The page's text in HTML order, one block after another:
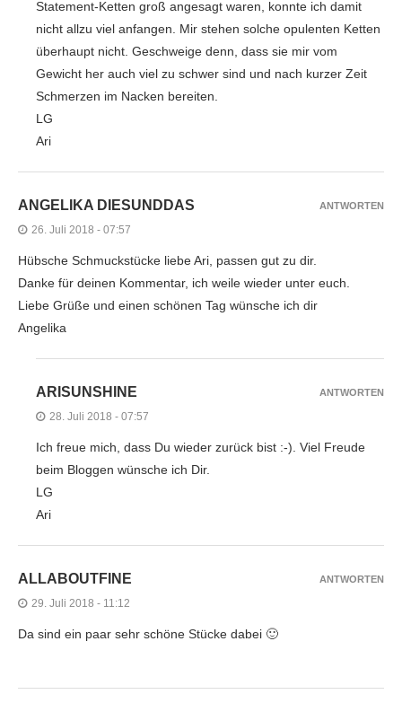
Statement-Ketten groß angesagt waren, konnte ich damit
nicht allzu viel anfangen. Mir stehen solche opulenten Ketten
überhaupt nicht. Geschweige denn, dass sie mir vom
Gewicht her auch viel zu schwer sind und nach kurzer Zeit
Schmerzen im Nacken bereiten.
LG
Ari
ANGELIKA DIESUNDDAS
26. Juli 2018 - 07:57
Hübsche Schmuckstücke liebe Ari, passen gut zu dir.
Danke für deinen Kommentar, ich weile wieder unter euch.
Liebe Grüße und einen schönen Tag wünsche ich dir
Angelika
ANTWORTEN
ARISUNSHINE
28. Juli 2018 - 07:57
Ich freue mich, dass Du wieder zurück bist :-). Viel Freude
beim Bloggen wünsche ich Dir.
LG
Ari
ANTWORTEN
ALLABOUTFINE
29. Juli 2018 - 11:12
Da sind ein paar sehr schöne Stücke dabei 🙂
ANTWORTEN